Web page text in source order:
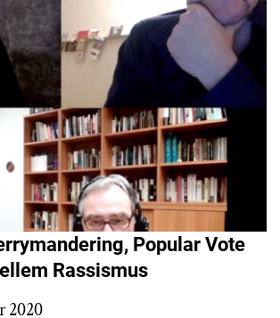
Popular Vote
Rassismus
2020